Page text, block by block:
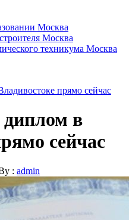
Москва
Москва
техникума Москва
прямо сейчас
диплом в
сейчас
: admin